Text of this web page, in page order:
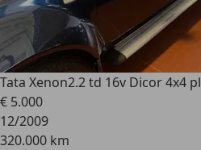
Tata Xenon2.2 td 16v Dicor 4x4 pl
€ 5.000
12/2009
320.000 km